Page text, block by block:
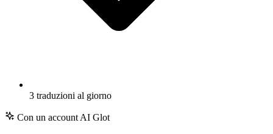
3 traduzioni al giorno
Con un account AI Glot